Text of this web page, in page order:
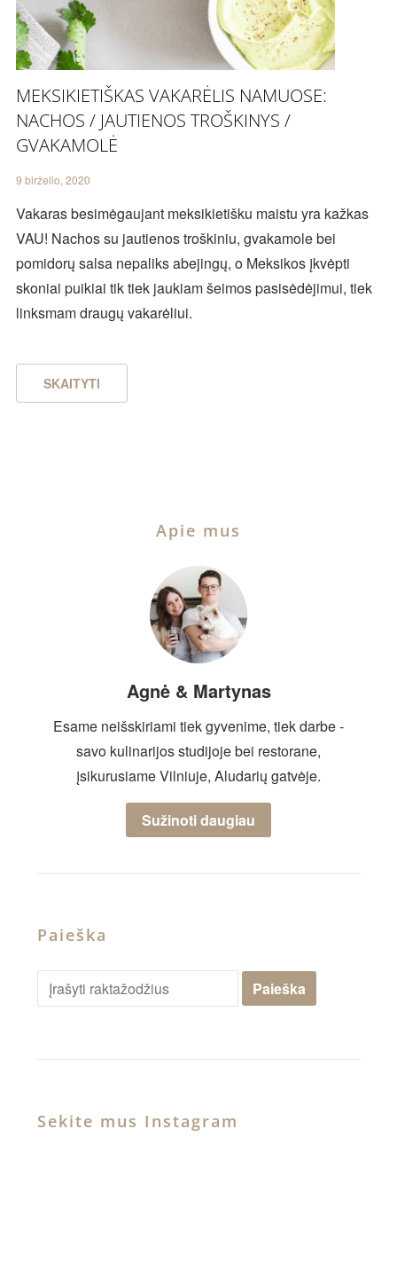
MEKSIKIETIŠKAS VAKARĖLIS NAMUOSE:
NACHOS / JAUTIENOS TROŠKINYS /
GVAKAMOLĖ
9 birželio, 2020
Vakaras besimėgaujant meksikietišku maistu yra kažkas
VAU! Nachos su jautienos troškiniu, gvakamole bei
pomidorų salsa nepaliks abejingų, o Meksikos įkvėpti
skoniai puikiai tik tiek jaukiam šeimos pasisėdėjimui, tiek
linksmam draugų vakarėliui.
SKAITYTI
Apie mus
Agnė & Martynas
Esame neišskiriami tiek gyvenime, tiek darbe -
savo kulinarijos studijoje bei restorane,
įsikurusiame Vilniuje, Aludarių gatvėje.
Sužinoti daugiau
Paieška
Sekite mus Instagram